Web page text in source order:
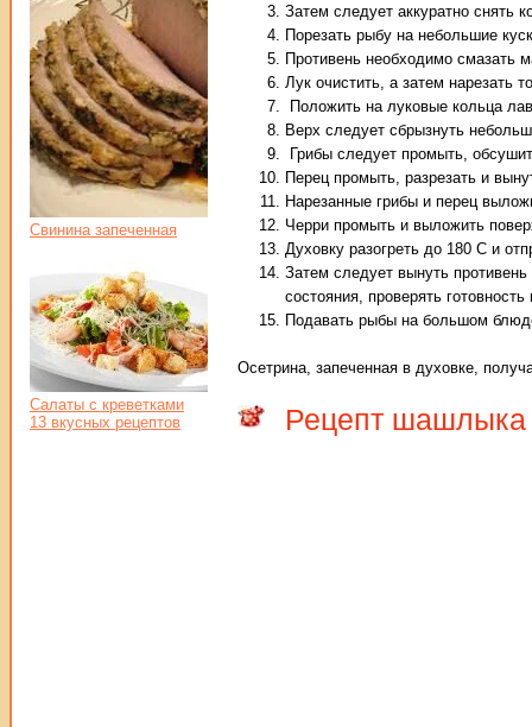
Затем следует аккуратно снять
Порезать рыбу на небольшие
Противень необходимо смазать
Лук очистить, а затем нарезать
Положить на луковые кольца
Верх следует сбрызнуть
Грибы следует промыть,
Перец промыть, разрезать и
Нарезанные грибы и перец
Черри промыть и выложить
Духовку разогреть до 180 С и
Затем следует вынуть противень
состояния, проверять
Подавать рыбы на большом
Осетрина, запеченная в духовке,
Рецепт шашлыка
Свинина запеченная
Салаты с креветками
13 вкусных рецептов